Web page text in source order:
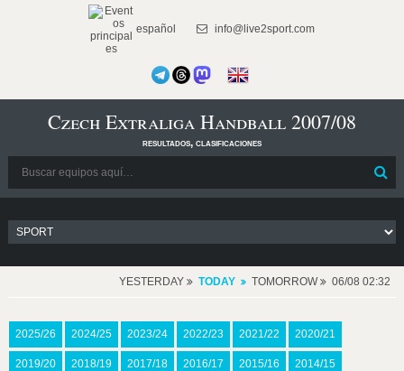
español info@live2sport.com
Czech Extraliga Handball 2007/08
resultados, clasificaciones
YESTERDAY TODAY TOMORROW 06/08 02:32
2025/26 2024/25 2023/24 2022/23 2021/22 2020/21
2019/20 2018/19 2017/18 2016/17 2015/16 2014/15